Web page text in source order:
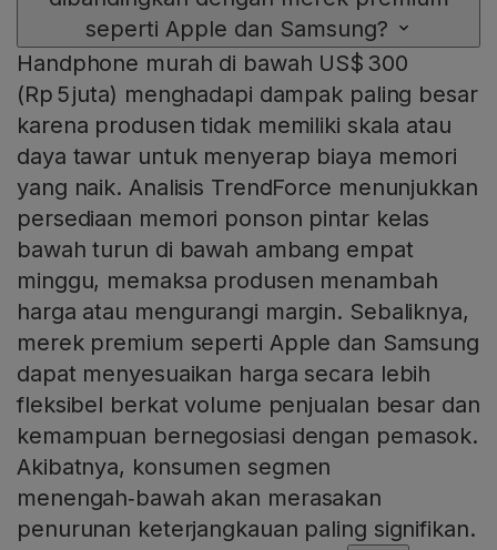
seperti Apple dan Samsung?
Handphone murah di bawah US$ 300
(Rp 5 juta) menghadapi dampak paling besar
karena produsen tidak memiliki skala atau
daya tawar untuk menyerap biaya memori
yang naik. Analisis TrendForce menunjukkan
persediaan memori ponson pintar kelas
bawah turun di bawah ambang empat
minggu, memaksa produsen menambah
harga atau mengurangi margin. Sebaliknya,
merek premium seperti Apple dan Samsung
dapat menyesuaikan harga secara lebih
fleksibel berkat volume penjualan besar dan
kemampuan bernegosiasi dengan pemasok.
Akibatnya, konsumen segmen
menengah‑bawah akan merasakan
penurunan keterjangkauan paling signifikan.